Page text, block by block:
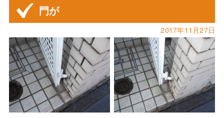
門が
2017年11月27日